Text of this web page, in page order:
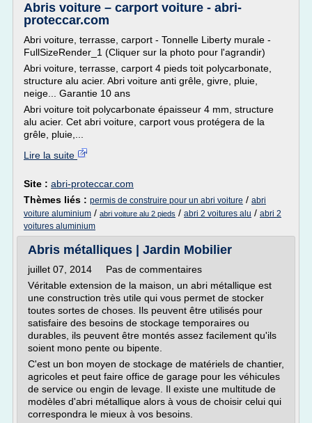
Abris voiture – carport voiture - abri-
proteccar.com
Abri voiture, terrasse, carport - Tonnelle Liberty murale -
FullSizeRender_1 (Cliquer sur la photo pour l'agrandir)
Abri voiture, terrasse, carport 4 pieds toit polycarbonate,
structure alu acier. Abri voiture anti grêle, givre, pluie,
neige... Garantie 10 ans
Abri voiture toit polycarbonate épaisseur 4 mm, structure
alu acier. Cet abri voiture, carport vous protégera de la
grêle, pluie,...
Lire la suite
Site : abri-proteccar.com
Thèmes liés : permis de construire pour un abri voiture / abri
voiture aluminium / abri voiture alu 2 pieds / abri 2 voitures alu / abri 2
voitures aluminium
Abris métalliques | Jardin Mobilier
juillet 07, 2014 Pas de commentaires
Véritable extension de la maison, un abri métallique est
une construction très utile qui vous permet de stocker
toutes sortes de choses. Ils peuvent être utilisés pour
satisfaire des besoins de stockage temporaires ou
durables, ils peuvent être montés assez facilement qu'ils
soient mono pente ou bipente.
C'est un bon moyen de stockage de matériels de chantier,
agricoles et peut faire office de garage pour les véhicules
de service ou engin de levage. Il existe une multitude de
modèles d'abri métallique alors à vous de choisir celui qui
correspondra le mieux à vos besoins.